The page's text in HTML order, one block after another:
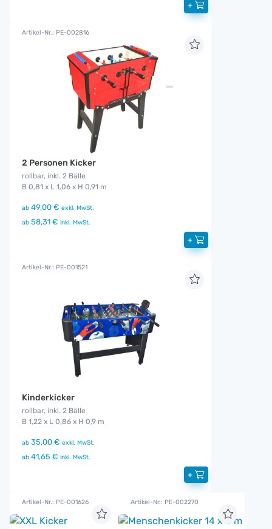
+
Artikel-Nr.: PE-002816
2 Personen Kicker
rollbar, inkl. 2 Bälle
B 0,81 x L 1,06 x H 0,91 m
ab 49,00 € exkl. MwSt.
ab 58,31 € inkl. MwSt.
+
Artikel-Nr.: PE-001521
Kinderkicker
rollbar, inkl. 2 Bälle
B 1,22 x L 0,86 x H 0,9 m
ab 35,00 € exkl. MwSt.
ab 41,65 € inkl. MwSt.
+
Artikel-Nr.: PE-001626 Artikel-Nr.: PE-002270